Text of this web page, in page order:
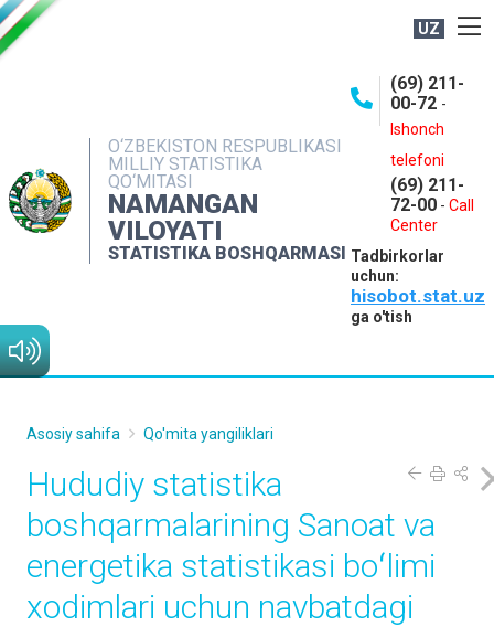
UZ
O‘ZBEKISTON RESPUBLIKASI
MILLIY STATISTIKA
QO‘MITASI
NAMANGAN
VILOYATI
STATISTIKA BOSHQARMASI
(69) 211-
00-72 -
Ishonch
telefoni
(69) 211-
72-00 - Call
Center
Tadbirkorlar
uchun:
hisobot.stat.uz
ga o'tish
NASHRLAR
INTERAKTIV XIZMATLAR
MATBUOT XIZMATI
MUROJAATLAR
Asosiy sahifa Qo'mita yangiliklari
Hududiy statistika
boshqarmalarining Sanoat va
energetika statistikasi boʻlimi
xodimlari uchun navbatdagi